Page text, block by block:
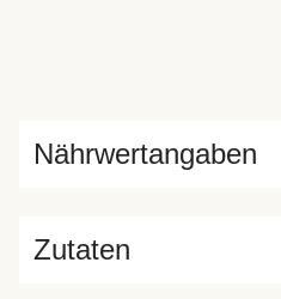
Zutaten
Nährwertangaben